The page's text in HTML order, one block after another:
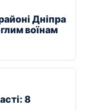
Дніпра
воїнам
8